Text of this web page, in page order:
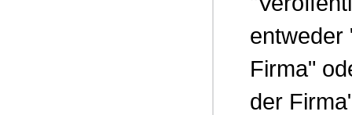
entweder
Firma"
der